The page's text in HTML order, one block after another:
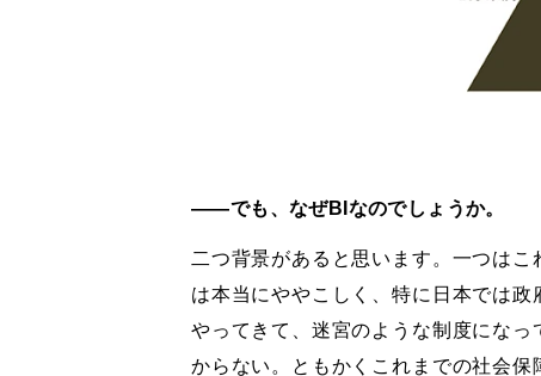
――でも、なぜBIなのでしょうか。
二つ背景があると思います。一つは
は本当にややこしく、特に日本では
やってきて、迷宮のような制度にな
からない。ともかくこれまでの社会